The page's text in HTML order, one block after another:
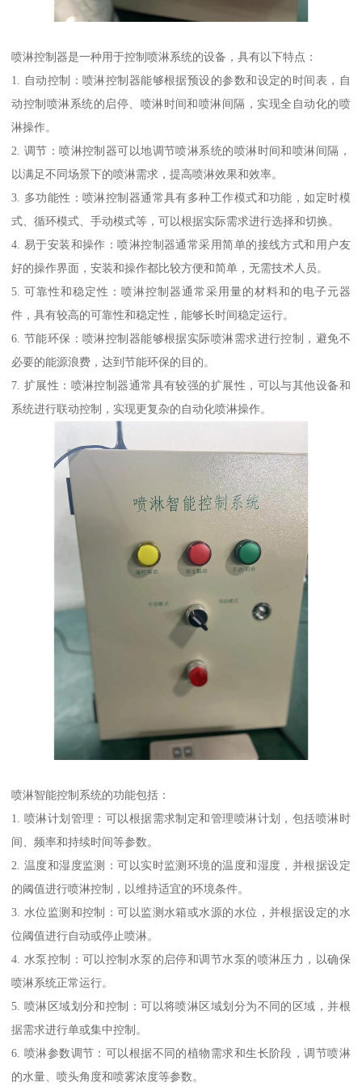
喷淋控制器是一种用于控制喷淋系统的设备，具有以下特点：
1. 自动控制：喷淋控制器能够根据预设的参数和设定的时间表，自
动控制喷淋系统的启停、喷淋时间和喷淋间隔，实现全自动化的喷
淋操作。
2. 调节：喷淋控制器可以地调节喷淋系统的喷淋时间和喷淋间隔，
以满足不同场景下的喷淋需求，提高喷淋效果和效率。
3. 多功能性：喷淋控制器通常具有多种工作模式和功能，如定时模
式、循环模式、手动模式等，可以根据实际需求进行选择和切换。
4. 易于安装和操作：喷淋控制器通常采用简单的接线方式和用户友
好的操作界面，安装和操作都比较方便和简单，无需技术人员。
5. 可靠性和稳定性：喷淋控制器通常采用量的材料和的电子元器
件，具有较高的可靠性和稳定性，能够长时间稳定运行。
6. 节能环保：喷淋控制器能够根据实际喷淋需求进行控制，避免不
必要的能源浪费，达到节能环保的目的。
7. 扩展性：喷淋控制器通常具有较强的扩展性，可以与其他设备和
系统进行联动控制，实现更复杂的自动化喷淋操作。
喷淋智能控制系统的功能包括：
1. 喷淋计划管理：可以根据需求制定和管理喷淋计划，包括喷淋时
间、频率和持续时间等参数。
2. 温度和湿度监测：可以实时监测环境的温度和湿度，并根据设定
的阈值进行喷淋控制，以维持适宜的环境条件。
3. 水位监测和控制：可以监测水箱或水源的水位，并根据设定的水
位阈值进行自动或停止喷淋。
4. 水泵控制：可以控制水泵的启停和调节水泵的喷淋压力，以确保
喷淋系统正常运行。
5. 喷淋区域划分和控制：可以将喷淋区域划分为不同的区域，并根
据需求进行单或集中控制。
6. 喷淋参数调节：可以根据不同的植物需求和生长阶段，调节喷淋
的水量、喷头角度和喷雾浓度等参数。